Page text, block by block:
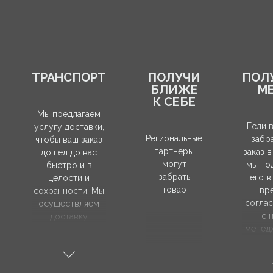
ТРАНСПОРТ
Мы предлагаем
услугу доставки,
чтобы ваш заказ
дошел до вас
быстро и в
целости и
сохранности. Мы
осуществляем
доставку
вами адресу, а
ПОЛУЧИ
БЛИЖЕ
К СЕБЕ
Региональные
партнеры
могут
забрать
товар
Если
заказ
мы
его в
с